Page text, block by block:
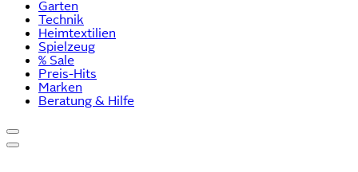
Garten
Technik
Heimtextilien
Spielzeug
% Sale
Preis-Hits
Marken
Beratung & Hilfe